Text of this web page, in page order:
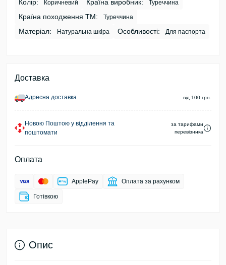
Колір: Коричневий Країна виробник: Туреччина
Країна походження ТМ: Туреччина
Матеріал: Натуральна шкіра Особливості: Для паспорта
Доставка
Адресна доставка від 100 грн.
Новою Поштою у відділення та
поштомати
за тарифами
перевізника
Оплата
ApplePay Оплата за рахунком
Готівкою
Опис